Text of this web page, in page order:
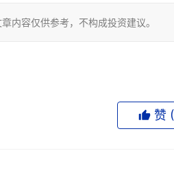
内容仅供参考，不构成投资建议。
赞 (